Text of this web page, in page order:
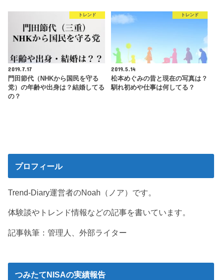
トレンド
2019.7.17
門田節代（NHKから国民を守る
党）の年齢や出身は？結婚してる
の？
トレンド
2019.5.14
松本めぐみの昔と現在の写真は？
馴れ初めや仕事は何してる？
プロフィール
Trend-Diary運営者のNoah（ノア）です。
体験談やトレンド情報などの記事を書いています。
記事執筆：管理人、外部ライター
つみたてNISAの実績報告